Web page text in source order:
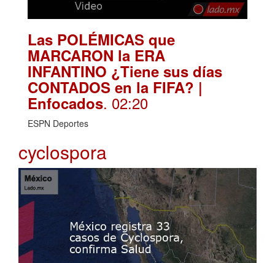
Las POLÉMICAS que
MARCARON la ERA
INFANTINO ¿Tiene sus días
CONTADOS en la FIFA? |
Enfocados. 02:20
ESPN Deportes
cyclospora